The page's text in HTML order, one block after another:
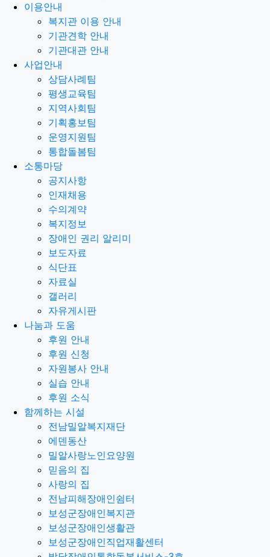
이용안내
복지관 이용 안내
기관견학 안내
기관대관 안내
사업안내
상담사례팀
평생교육팀
지역사회팀
기획홍보팀
운영지원팀
통합돌봄팀
소통마당
공지사항
인재채용
수의계약
복지정보
장애인 권리 알리미
보도자료
식단표
자료실
갤러리
자유게시판
나눔과 도움
후원 안내
후원 신청
자원봉사 안내
실습 안내
후원 소식
함께하는 시설
전남밀알복지재단
에덴동산
밀알사랑노인요양원
믿음의 집
사랑의 집
전남피해장애인쉼터
보성군장애인복지관
보성군장애인생활관
보성군장애인직업재활센터